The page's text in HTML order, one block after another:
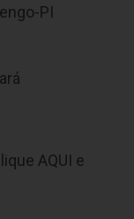
PI
AQUI e